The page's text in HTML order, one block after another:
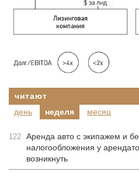
читают
день
неделя месяц
122 Аренда авто с экипажем и
налогообложения у
возникнуть